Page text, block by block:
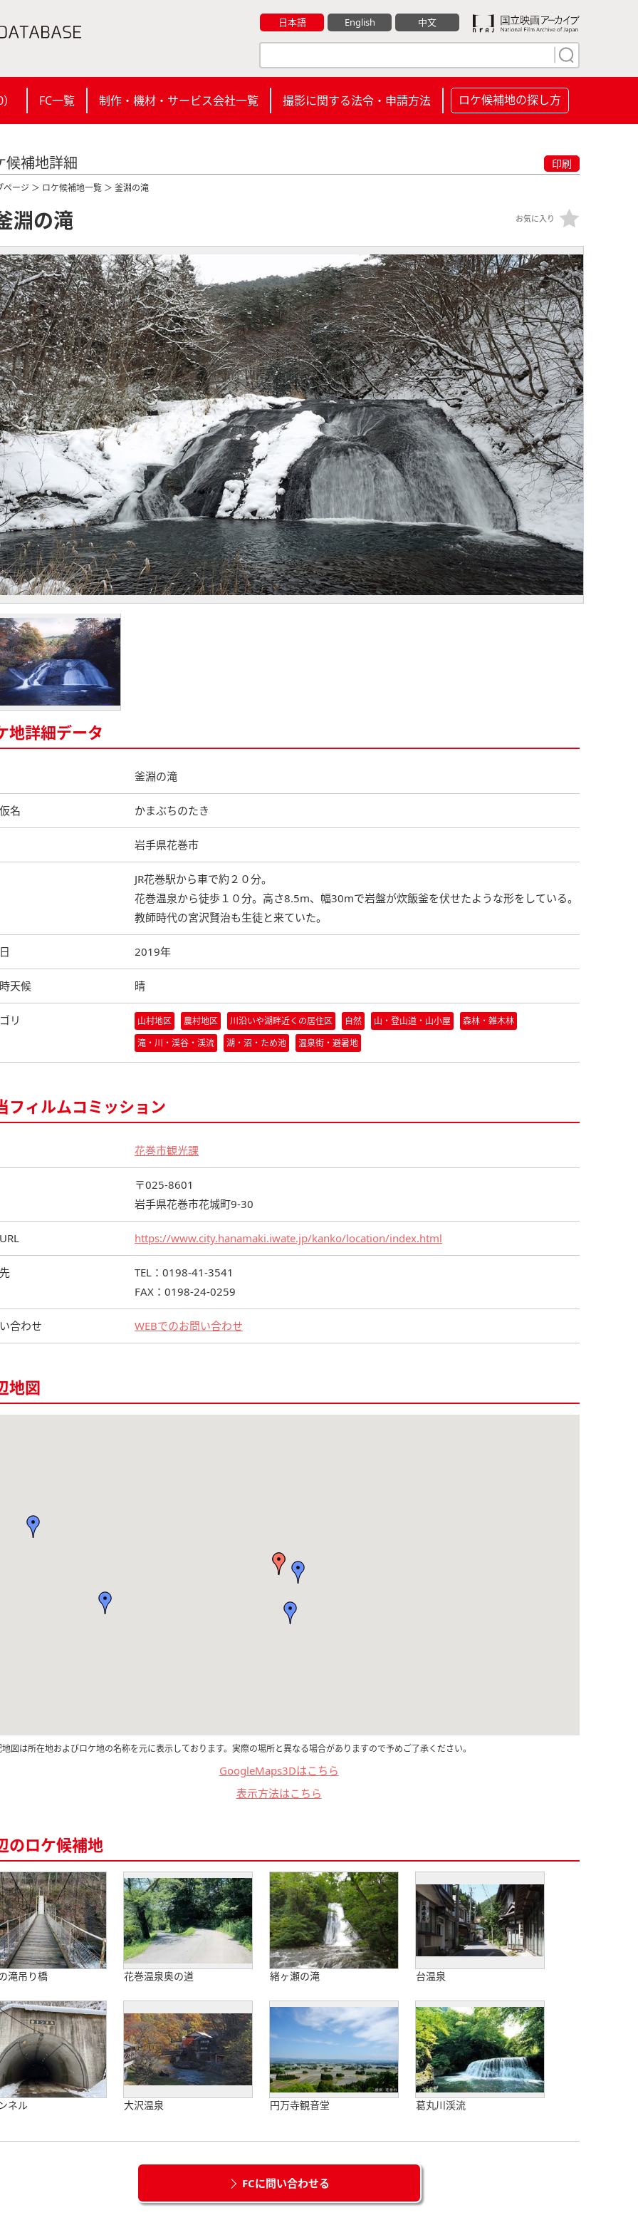
日本語 English 中文
） FC一覧 制作・機材・サービス会社一覧 撮影に関する法令・申請方法 ロケ候補地の探し方
候補地詳細 印刷
ページ ＞ ロケ候補地一覧 ＞ 釜淵の滝
淵の滝 お気に入り
地詳細データ
釜淵の滝
名 かまぶちのたき
岩手県花巻市
JR花巻駅から車で約２０分。
花巻温泉から徒歩１０分。高さ8.5m、幅30mで岩盤が炊飯釜を伏せたような形をしている。
教師時代の宮沢賢治も生徒と来ていた。
2019年
天候 晴
リ 山村地区 農村地区 川沿いや湖畔近くの居住区 自然 山・登山道・山小屋
森林・雑木林
滝・川・渓谷・渓流
湖・沼・ため池 温泉街・避暑地
フィルムコミッション
花巻市観光課
〒025-8601
岩手県花巻市花城町9-30
https://www.city.hanamaki.iwate.jp/kanko/location/index.html
TEL：0198-41-3541
FAX：0198-24-0259
合わせ WEBでのお問い合わせ
地図
図は所在地およびロケ地の名称を元に表示しております。実際の場所と異なる場合がありますので予めご了承ください。
GoogleMaps3Dはこちら
表示方法はこちら
のロケ候補地
滝吊り橋 花巻温泉奥の道 緒ヶ瀬の滝 台温泉
ネル 大沢温泉 円万寺観音堂 葛丸川渓流
FCに問い合わせる